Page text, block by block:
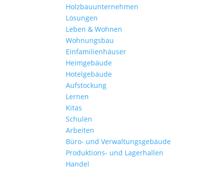
Holzbauunternehmen
Lösungen
Leben & Wohnen
Wohnungs­bau
Einfamilien­häuser
Heimgebäude
Hotelgebäude
Aufstockung
Lernen
Kitas
Schulen
Arbeiten
Büro- und Verwaltungs­gebäude
Produktions- und Lagerhallen
Handel